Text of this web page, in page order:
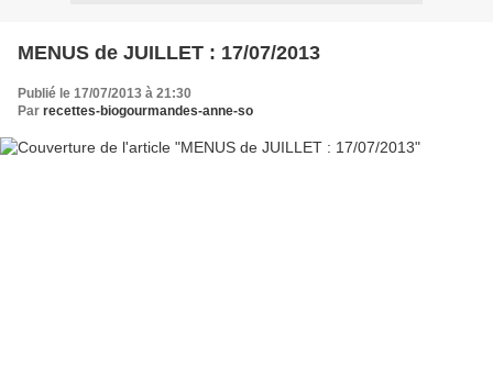
MENUS de JUILLET : 17/07/2013
Publié le 17/07/2013 à 21:30
Par recettes-biogourmandes-anne-so